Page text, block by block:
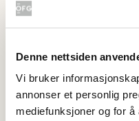
Denne nettsiden
Vi bruker
annonser et personlig
mediefunksjoner og for